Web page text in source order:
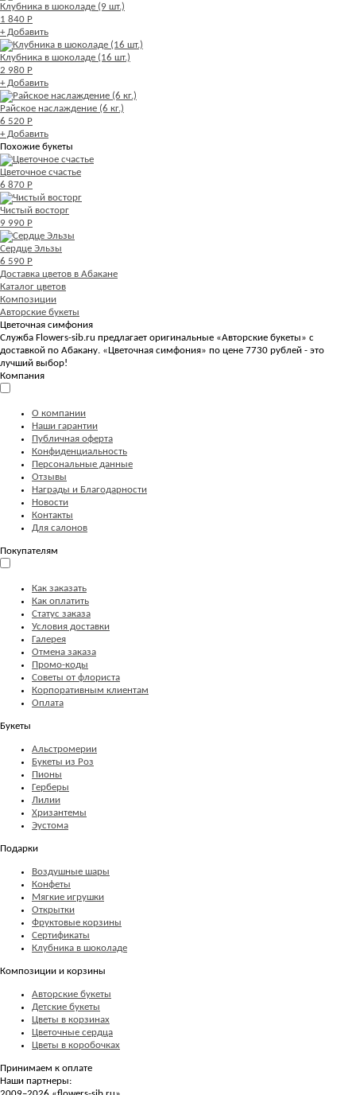
Клубника в шоколаде (9 шт.)
1 840 Р
+ Добавить
Клубника в шоколаде (16 шт.)
2 980 Р
+ Добавить
Райское наслаждение (6 кг.)
6 520 Р
+ Добавить
Похожие букеты
Цветочное счастье
6 870 Р
Чистый восторг
9 990 Р
Сердце Эльзы
6 590 Р
Доставка цветов в Абакане
Каталог цветов
Композиции
Авторские букеты
Цветочная симфония
Служба Flowers-sib.ru предлагает оригинальные «Авторские букеты» с
доставкой по Абакану. «Цветочная симфония» по цене 7730 рублей - это
лучший выбор!
Компания
О компании
Наши гарантии
Публичная оферта
Конфиденциальность
Персональные данные
Отзывы
Награды и Благодарности
Новости
Контакты
Для салонов
Покупателям
Как заказать
Как оплатить
Статус заказа
Условия доставки
Галерея
Отмена заказа
Промо-коды
Советы от флориста
Корпоративным клиентам
Оплата
Букеты
Альстромерии
Букеты из Роз
Пионы
Герберы
Лилии
Хризантемы
Эустома
Подарки
Воздушные шары
Конфеты
Мягкие игрушки
Открытки
Фруктовые корзины
Сертификаты
Клубника в шоколаде
Композиции и корзины
Авторские букеты
Детские букеты
Цветы в корзинах
Цветочные сердца
Цветы в коробочках
Принимаем к оплате
Наши партнеры: